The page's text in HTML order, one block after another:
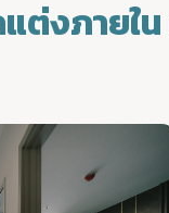
ต่งภายใน